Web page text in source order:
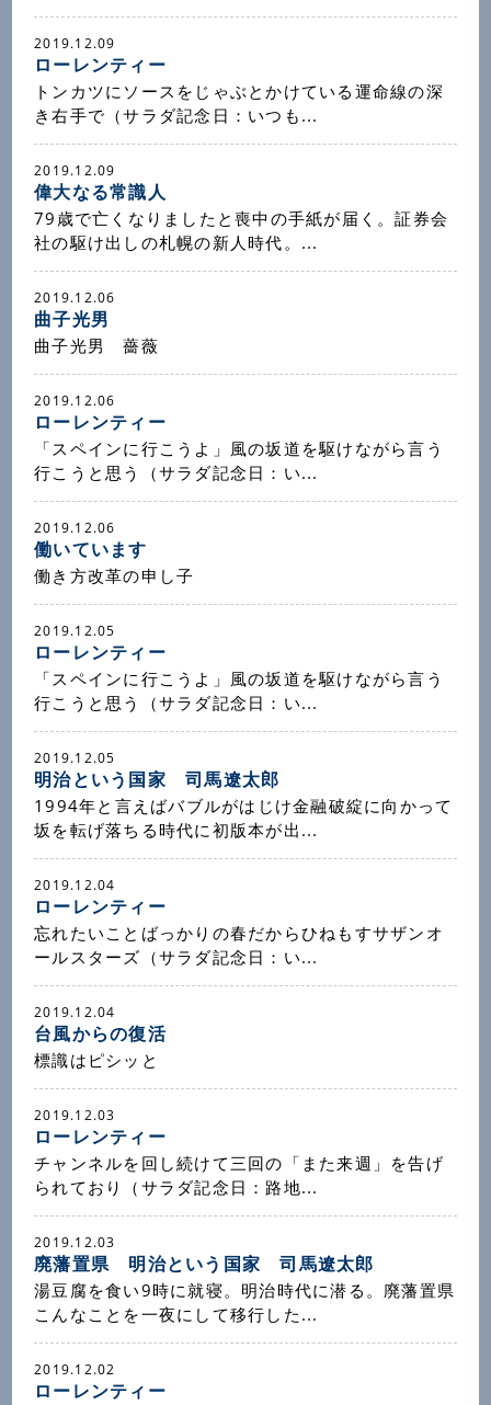
2019.12.09
ローレンティー
トンカツにソースをじゃぶとかけている運命線の深
き右手で（サラダ記念日：いつも...
2019.12.09
偉大なる常識人
79歳で亡くなりましたと喪中の手紙が届く。証券会
社の駆け出しの札幌の新人時代。...
2019.12.06
曲子光男
曲子光男 薔薇
2019.12.06
ローレンティー
「スペインに行こうよ」風の坂道を駆けながら言う
行こうと思う（サラダ記念日：い...
2019.12.06
働いています
働き方改革の申し子
2019.12.05
ローレンティー
「スペインに行こうよ」風の坂道を駆けながら言う
行こうと思う（サラダ記念日：い...
2019.12.05
明治という国家 司馬遼太郎
1994年と言えばバブルがはじけ金融破綻に向かって
坂を転げ落ちる時代に初版本が出...
2019.12.04
ローレンティー
忘れたいことばっかりの春だからひねもすサザンオ
ールスターズ（サラダ記念日：い...
2019.12.04
台風からの復活
標識はピシッと
2019.12.03
ローレンティー
チャンネルを回し続けて三回の「また来週」を告げ
られており（サラダ記念日：路地...
2019.12.03
廃藩置県 明治という国家 司馬遼太郎
湯豆腐を食い9時に就寝。明治時代に潜る。廃藩置県
こんなことを一夜にして移行した...
2019.12.02
ローレンティー